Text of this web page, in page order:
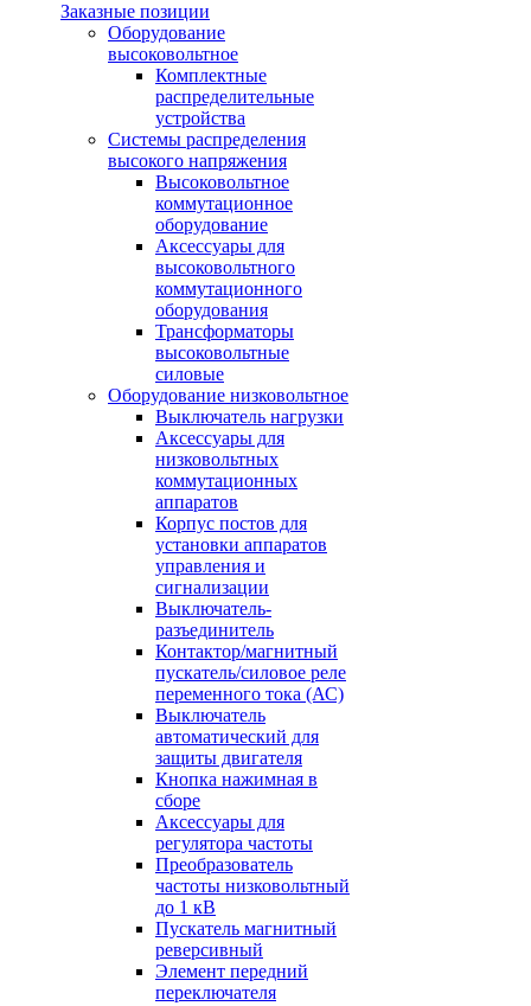
Заказные позиции
Оборудование
высоковольтное
Комплектные
распределительные
устройства
Системы распределения
высокого напряжения
Высоковольтное
коммутационное
оборудование
Аксессуары для
высоковольтного
коммутационного
оборудования
Трансформаторы
высоковольтные
силовые
Оборудование низковольтное
Выключатель нагрузки
Аксессуары для
низковольтных
коммутационных
аппаратов
Корпус постов для
установки аппаратов
управления и
сигнализации
Выключатель-
разъединитель
Контактор/магнитный
пускатель/силовое реле
переменного тока (АС)
Выключатель
автоматический для
защиты двигателя
Кнопка нажимная в
сборе
Аксессуары для
регулятора частоты
Преобразователь
частоты низковольтный
до 1 кВ
Пускатель магнитный
реверсивный
Элемент передний
переключателя